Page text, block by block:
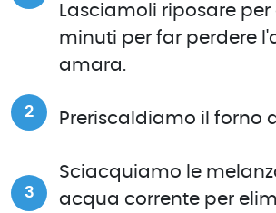
Lasciamoli riposare per
minuti per far perdere
amara.
Preriscaldiamo il forno a
Sciacquiamo le
acqua corrente per